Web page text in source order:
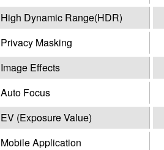
High Dynamic Range(HDR)
Privacy Masking
Image Effects
Auto Focus
EV (Exposure Value)
Mobile Application